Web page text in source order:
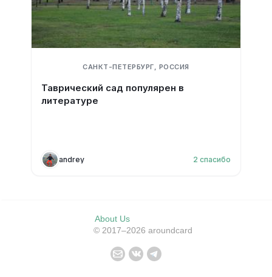
САНКТ-ПЕТЕРБУРГ, РОССИЯ
Таврический сад популярен в
литературе
andrey 2 спасибо
About Us
© 2017–2026 aroundcard